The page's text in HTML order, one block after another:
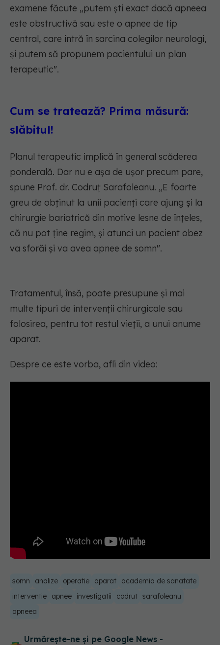
examene făcute „putem ști exact dacă apneea
este obstructivă sau este o apnee de tip
central, care intră în sarcina colegilor neurologi,
și putem să propunem pacientului un plan
terapeutic".
Cum se tratează? Prima măsură:
slăbitul!
Planul terapeutic implică în general scăderea
ponderală. Dar nu e așa de ușor precum pare,
spune Prof. dr. Codruț Sarafoleanu. „E foarte
greu de obținut la unii pacienți care ajung și la
chirurgie bariatrică din motive lesne de înțeles,
că nu pot ține regim, și atunci un pacient obez
va sforăi și va avea apnee de somn".
Tratamentul, însă, poate presupune și mai
multe tipuri de intervenții chirurgicale sau
folosirea, pentru tot restul vieții, a unui anume
aparat.
Despre ce este vorba, afli din video:
somn analize operatie aparat
academia de sanatate
interventie
apnee investigatii codrut sarafoleanu
apneea
Urmărește-ne și pe Google News -